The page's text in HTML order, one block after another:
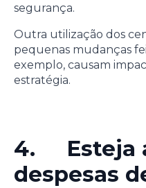
segurança.
Outra utilização dos
pequenas mudanças
exemplo, causam
estratégia.
4. Esteja
despesas